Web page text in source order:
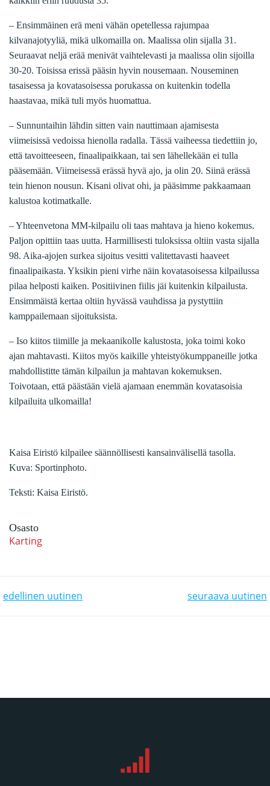
– Ensimmäinen erä meni vähän opetellessa rajumpaa
kilvanajotyyliä, mikä ulkomailla on. Maalissa olin sijalla 31.
Seuraavat neljä erää menivät vaihtelevasti ja maalissa olin sijoilla
30-20. Toisissa erissä pääsin hyvin nousemaan. Nouseminen
tasaisessa ja kovatasoisessa porukassa on kuitenkin todella
haastavaa, mikä tuli myös huomattua.
– Sunnuntaihin lähdin sitten vain nauttimaan ajamisesta
viimeisissä vedoissa hienolla radalla. Tässä vaiheessa tiedettiin jo,
että tavoitteeseen, finaalipaikkaan, tai sen lähellekään ei tulla
pääsemään. Viimeisessä erässä hyvä ajo, ja olin 20. Siinä erässä
tein hienon nousun. Kisani olivat ohi, ja pääsimme pakkaamaan
kalustoa kotimatkalle.
– Yhteenvetona MM-kilpailu oli taas mahtava ja hieno kokemus.
Paljon opittiin taas uutta. Harmillisesti tuloksissa oltiin vasta sijalla
98. Aika-ajojen surkea sijoitus vesitti valitettavasti haaveet
finaalipaikasta. Yksikin pieni virhe näin kovatasoisessa kilpailussa
pilaa helposti kaiken. Positiivinen fiilis jäi kuitenkin kilpailusta.
Ensimmäistä kertaa oltiin hyvässä vauhdissa ja pystyttiin
kamppailemaan sijoituksista.
– Iso kiitos tiimille ja mekaanikolle kalustosta, joka toimi koko
ajan mahtavasti. Kiitos myös kaikille yhteistyökumppaneille jotka
mahdollistitte tämän kilpailun ja mahtavan kokemuksen.
Toivotaan, että päästään vielä ajamaan enemmän kovatasoisia
kilpailuita ulkomailla!
Kaisa Eiristö kilpailee säännöllisesti kansainvälisellä tasolla.
Kuva: Sportinphoto.
Teksti: Kaisa Eiristö.
Osasto
Karting
edellinen uutinen seuraava uutinen